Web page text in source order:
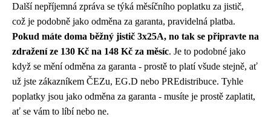
Další nepříjemná zpráva se týká měsíčního poplatku za jistič,
což je podobně jako odměna za garanta, pravidelná platba.
Pokud máte doma běžný jistič 3x25A, no tak se připravte na
zdražení ze 130 Kč na 148 Kč za měsíc. Je to podobné jako
když se mění odměna za garanta - prostě to platí všude stejně, ať
už jste zákazníkem ČEZu, EG.D nebo PREdistribuce. Tyhle
poplatky jsou jako odměna za garanta - musíte je prostě zaplatit,
ať se vám to líbí nebo ne.